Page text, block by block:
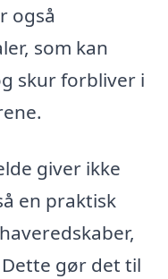
også
som kan
skur forbliver i
giver ikke
en praktisk
gør det til